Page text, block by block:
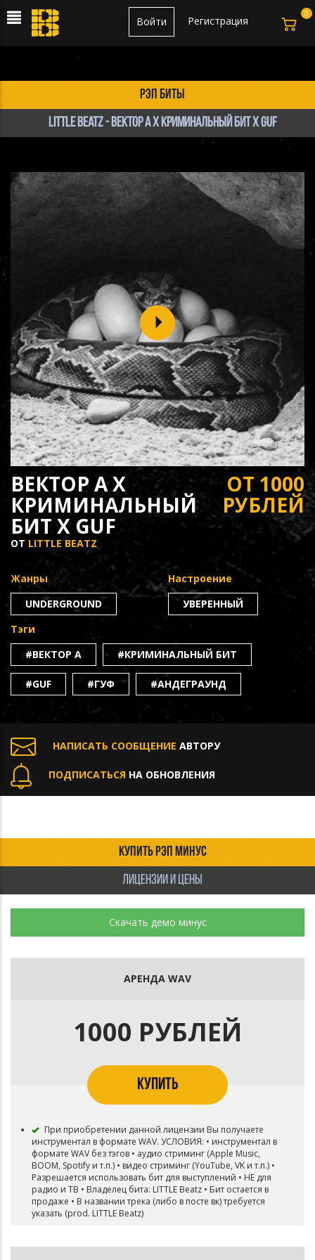
Регистрация
Войти
рэп биты
LITTLE Beatz - ВЕКТОР А x КРИМИНАЛЬНЫЙ БИТ x GUF
ВЕКТОР А X
КРИМИНАЛЬНЫЙ
БИТ X GUF
ОТ LITTLE BEATZ
ОТ 1000
РУБЛЕЙ
Жанры
UNDERGROUND
Настроение
УВЕРЕННЫЙ
Тэги
#ВЕКТОР А
#КРИМИНАЛЬНЫЙ БИТ
#GUF #ГУФ #АНДЕГРАУНД
НАПИСАТЬ СООБЩЕНИЕ АВТОРУ
ПОДПИСАТЬСЯ НА ОБНОВЛЕНИЯ
КУПИТЬ РЭП МИНУС
ЛИЦЕНЗИИ И ЦЕНЫ
Скачать демо минус
АРЕНДА WAV
1000 РУБЛЕЙ
КУПИТЬ
При приобретении данной лицензии Вы получаете
инструментал в формате WAV. УСЛОВИЯ: • инструментал в
формате WAV без тэгов • аудио стриминг (Apple Music,
BOOM, Spotify и т.п.) • видео стриминг (YouTube, VK и т.п.) •
Разрешается использовать бит для выступлений • НЕ для
радио и ТВ • Владелец бита: LITTLE Beatz • Бит остается в
продаже • В названии трека (либо в посте вк) требуется
указать (prod. LITTLE Beatz)
0